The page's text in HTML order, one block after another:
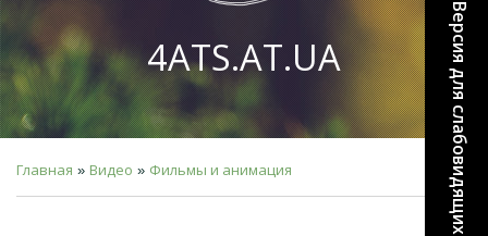
Версия для слабовидящих
4ATS.AT.UA
Главная » Видео » Фильмы и анимация